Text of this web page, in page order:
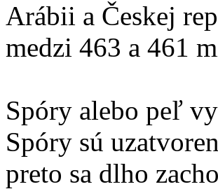
Arábii a Českej
medzi 463 a 461
Spóry alebo peľ
Spóry sú
preto sa dlho